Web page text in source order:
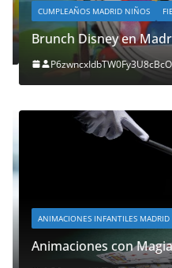
CUMPLEAÑOS MADRID NIÑOS
Brunch Disney en
P6zwncxIdbTW0Fy3U8cBcOG
ANIMACIONES INFANTILES MADRID
Animaciones con